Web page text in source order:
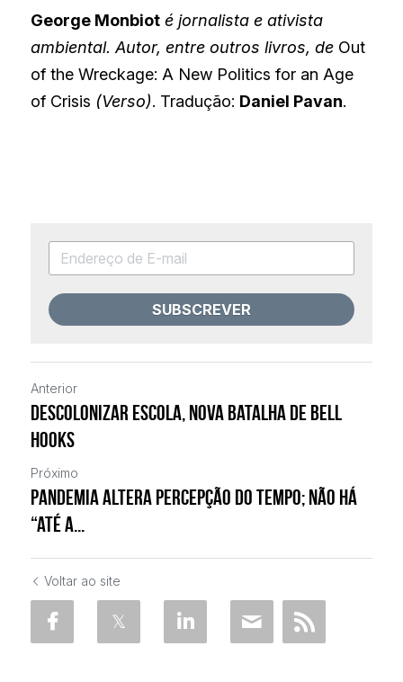
George Monbiot é jornalista e ativista
ambiental. Autor, entre outros livros, de Out
of the Wreckage: A New Politics for an Age
of Crisis (Verso). Tradução: Daniel Pavan.
SUBSCREVER
Anterior
Descolonizar escola, nova batalha de bell
hooks
Próximo
Pandemia altera percepção do tempo; não há
“até a...
Voltar ao site